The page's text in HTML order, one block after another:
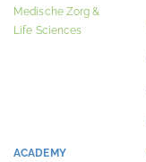
Medische Zorg &
Life Sciences
ACADEMY